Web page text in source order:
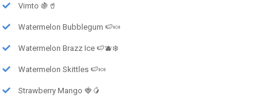
Vimto 🍇🥤
Watermelon Bubblegum 🍉🍬
Watermelon Brazz Ice 🍉🫐❄️
Watermelon Skittles 🍉🍬
Strawberry Mango 🍓🥭